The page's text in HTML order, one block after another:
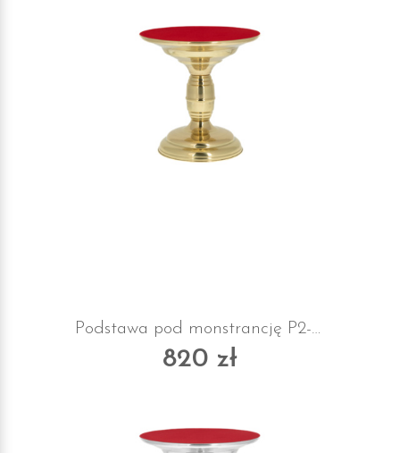
Podstawa pod monstrancję P2-B z suknem
820 zł